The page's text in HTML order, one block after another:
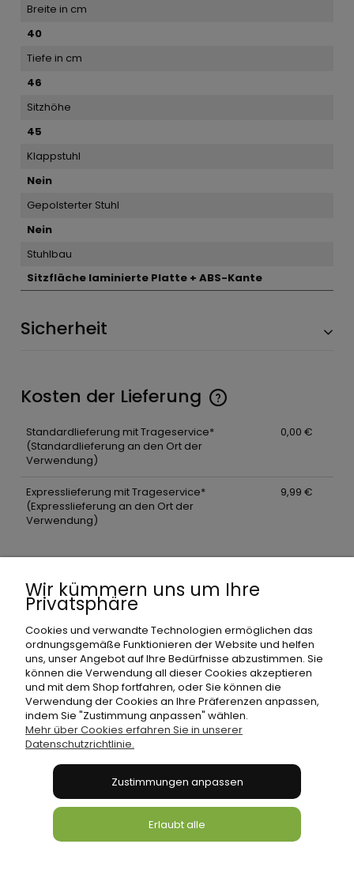
Breite in cm
40
Tiefe in cm
46
Sitzhöhe
45
Klappstuhl
Nein
Gepolsterter Stuhl
Nein
Stuhlbau
Sitzfläche laminierte Platte + ABS-Kante
Sicherheit
Kosten der Lieferung
Standardlieferung mit Trageservice*
(Standardlieferung an den Ort der
Verwendung)
0,00 €
Expresslieferung mit Trageservice*
(Expresslieferung an den Ort der
Verwendung)
9,99 €
Einkaufen
Zahlung und Lieferung
Informationen
Bonni24 International
Wir kümmern uns um Ihre
Privatsphäre
Cookies und verwandte Technologien ermöglichen das
ordnungsgemäße Funktionieren der Website und helfen
uns, unser Angebot auf Ihre Bedürfnisse abzustimmen. Sie
können die Verwendung all dieser Cookies akzeptieren
und mit dem Shop fortfahren, oder Sie können die
Verwendung der Cookies an Ihre Präferenzen anpassen,
indem Sie "Zustimmung anpassen" wählen.
Mehr über Cookies erfahren Sie in unserer
Datenschutzrichtlinie.
Zustimmungen anpassen
Erlaubt alle